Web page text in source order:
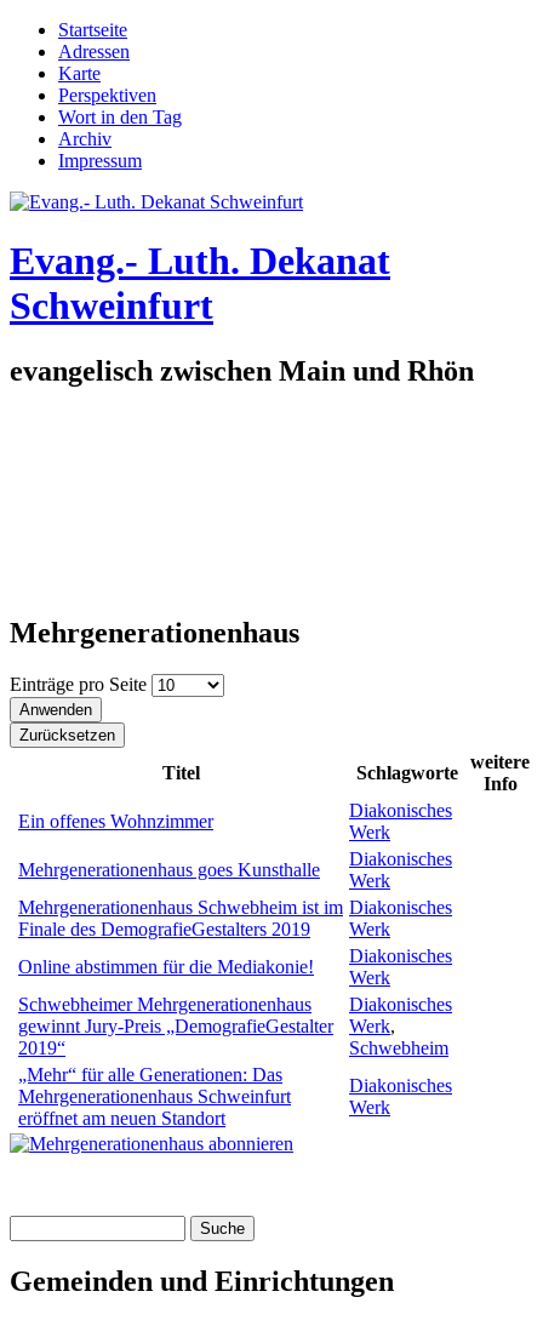
Direkt zum Inhalt
Hauptmenü
Startseite
Adressen
Karte
Perspektiven
Wort in den Tag
Archiv
Impressum
Evang.- Luth. Dekanat
Schweinfurt
evangelisch zwischen Main und Rhön
Mehrgenerationenhaus
Einträge pro Seite
Titel Schlagworte
weitere
Info
Ein offenes Wohnzimmer
Diakonisches
Werk
Mehrgenerationenhaus goes Kunsthalle
Diakonisches
Werk
Mehrgenerationenhaus Schwebheim ist im
Finale des DemografieGestalters 2019
Diakonisches
Werk
Online abstimmen für die Mediakonie!
Diakonisches
Werk
Schwebheimer Mehrgenerationenhaus
gewinnt Jury-Preis „DemografieGestalter
2019“
Diakonisches
Werk,
Schwebheim
„Mehr“ für alle Generationen: Das
Mehrgenerationenhaus Schweinfurt
eröffnet am neuen Standort
Diakonisches
Werk
Gemeinden und Einrichtungen